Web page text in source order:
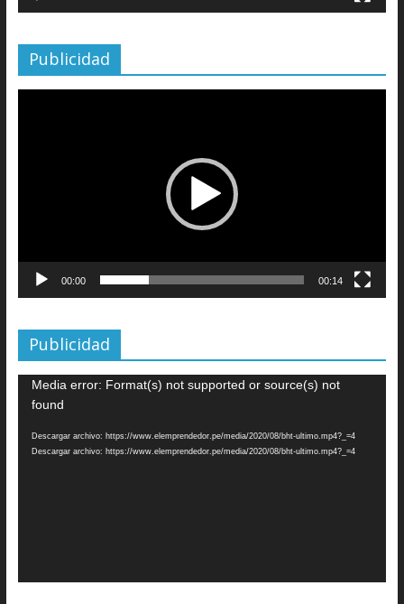
Publicidad
00:00 00:14
Publicidad
Reproductor
Media error: Format(s) not supported or source(s) not
found
Descargar archivo: https://www.elemprendedor.pe/media/2020/08/bht-ultimo.mp4?_=4
Descargar archivo: https://www.elemprendedor.pe/media/2020/08/bht-ultimo.mp4?_=4